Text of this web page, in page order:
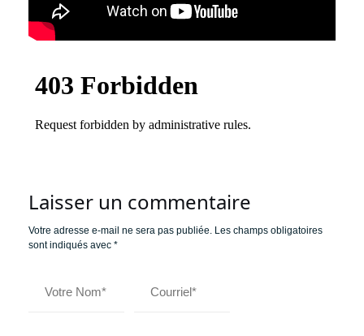
Laisser un commentaire
Votre adresse e-mail ne sera pas publiée. Les champs obligatoires
sont indiqués avec *